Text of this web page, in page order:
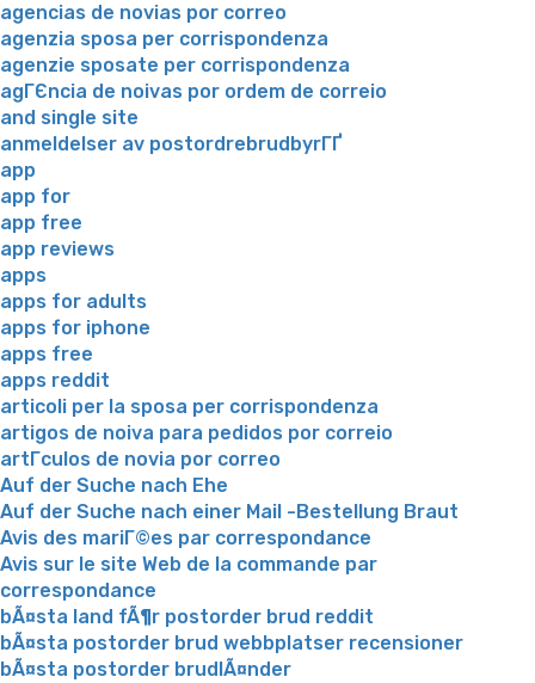
agencias de novias por correo
agenzia sposa per corrispondenza
agenzie sposate per corrispondenza
agГЄncia de noivas por ordem de correio
and single site
anmeldelser av postordrebrudbyrГҐ
app
app for
app free
app reviews
apps
apps for adults
apps for iphone
apps free
apps reddit
articoli per la sposa per corrispondenza
artigos de noiva para pedidos por correio
artГ­culos de novia por correo
Auf der Suche nach Ehe
Auf der Suche nach einer Mail -Bestellung Braut
Avis des mariГ©es par correspondance
Avis sur le site Web de la commande par
correspondance
bÃ¤sta land fÃ¶r postorder brud reddit
bÃ¤sta postorder brud webbplatser recensioner
bÃ¤sta postorder brudlÃ¤nder